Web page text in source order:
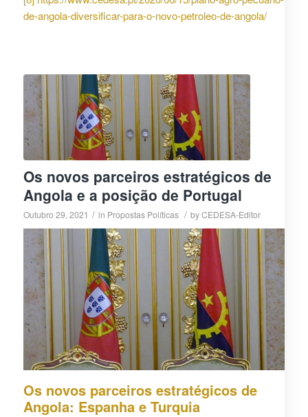
de-angola-diversificar-para-o-novo-petroleo-de-angola/
Os novos parceiros estratégicos de
Angola e a posição de Portugal
Outubro 29, 2021 / in Propostas Políticas / byCEDESA-Editor
Os novos parceiros estratégicos de
Angola: Espanha e Turquia